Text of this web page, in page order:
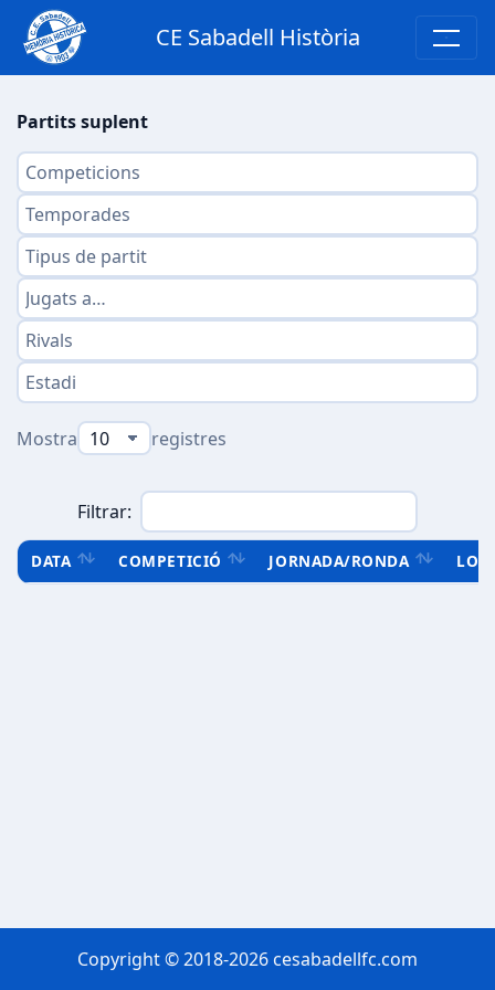
CE Sabadell Història
Partits suplent
Mostra registres
Filtrar:
DATA COMPETICIÓ JORNADA/RONDA
Copyright © 2018-2026 cesabadellfc.com